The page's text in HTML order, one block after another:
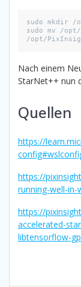
sudo mkdir
sudo mv /
/opt/
Nach einem
StarNet++ nun
Quellen
https://
https://
running-well-in-
https://
accelerated-
libtensorflow-